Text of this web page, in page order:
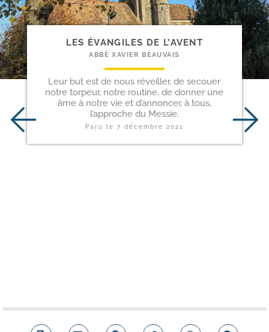
LES ÉVANGILES DE L’AVENT
ABBÉ XAVIER BEAUVAIS
Leur but est de nous réveiller, de secouer
notre torpeur, notre routine, de donner une
âme à notre vie et d’annoncer, à tous,
l’approche du Messie.
Paru le 7 décembre 2021